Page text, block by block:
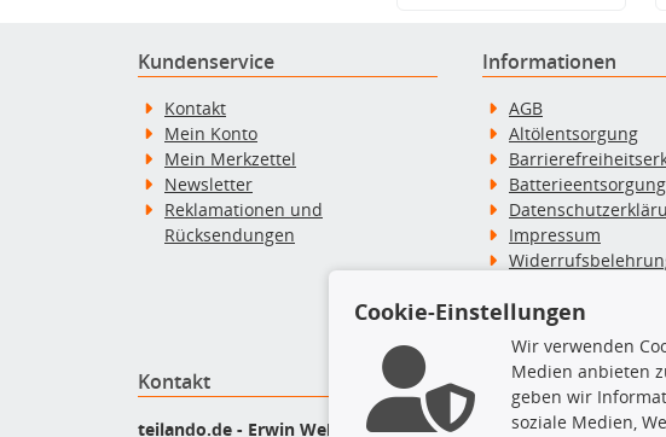
Kundenservice
Kontakt
Mein Konto
Mein Merkzettel
Newsletter
Reklamationen und
Rücksendungen
Informationen
AGB
Altölentsorgung
Batterieentsorgung
Impressum
Zahlung & Versand
Kontakt
teilando.de - Erwin Weber GmbH
Top Produkte
Beleuchtung
Cookie-Einstellungen
Wir verwenden
Medien anbieten
geben wir
soziale Medien,